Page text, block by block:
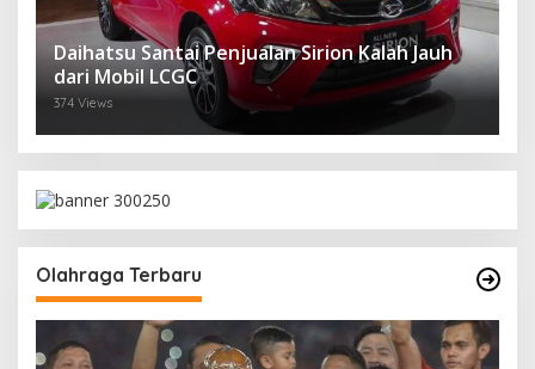
Daihatsu Santai Penjualan Sirion Kalah Jauh
dari Mobil LCGC
374 Views
Olahraga Terbaru